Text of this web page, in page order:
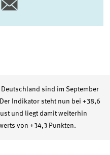
SEITE
sind im September
Indikator steht nun bei +38,6
und liegt damit weiterhin
von +34,3 Punkten.